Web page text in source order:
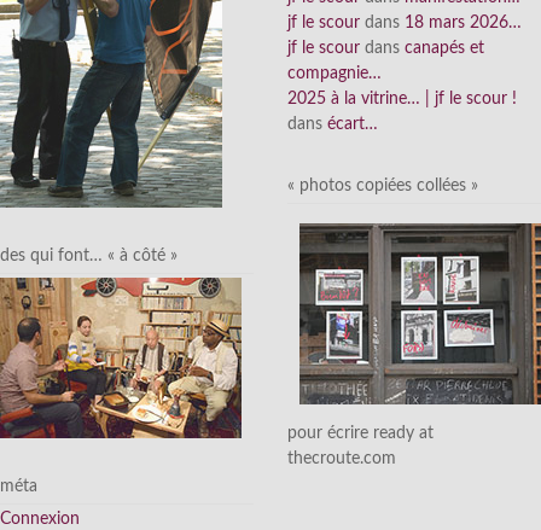
des qui font… « à côté »
méta
Connexion
jf le scour dans 18 mars 2026…
jf le scour dans canapés et
compagnie…
2025 à la vitrine… | jf le scour !
dans écart…
« photos copiées collées »
pour écrire ready at
thecroute.com